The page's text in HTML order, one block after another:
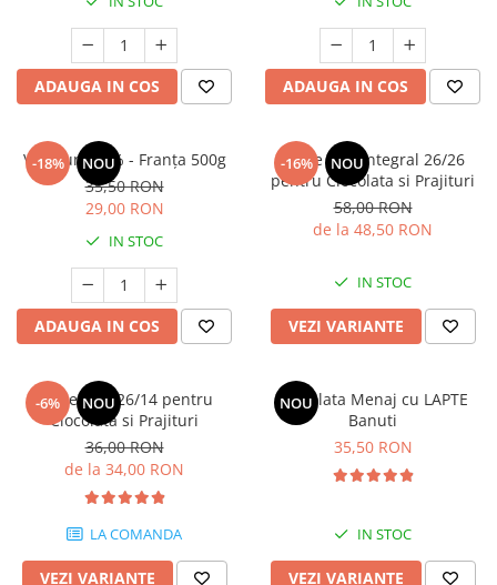
ADAUGA IN COS ADAUGA IN COS
-18% NOU
Voila unt 82% - Franța 500g
35,50 RON
29,00 RON
IN STOC
ADAUGA IN COS
-16% NOU
Lapte Praf Integral 26/26
pentru Ciocolata si Prajituri
58,00 RON
de la 48,50 RON
IN STOC
VEZI VARIANTE
-6% NOU
Lapte Praf 26/14 pentru
Ciocolata si Prajituri
36,00 RON
de la 34,00 RON
LA COMANDA
VEZI VARIANTE
NOU
Ciocolata Menaj cu LAPTE
Banuti
35,50 RON
IN STOC
VEZI VARIANTE